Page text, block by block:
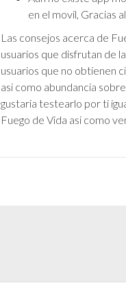
en el movil, Gracias
Las consejos acerca de
usuarios que disfrutan de
usuarios que no obtienen
asi­ como abundancia
gustaria testearlo por ti
Fuego de Vida asi­ como